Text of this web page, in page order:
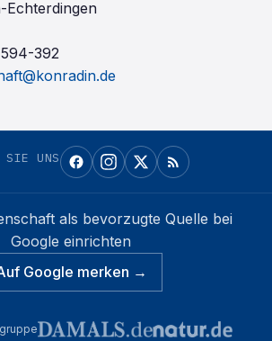
Echterdingen
392
SIE UNS
als bevorzugte Quelle bei
Google einrichten
Google merken →